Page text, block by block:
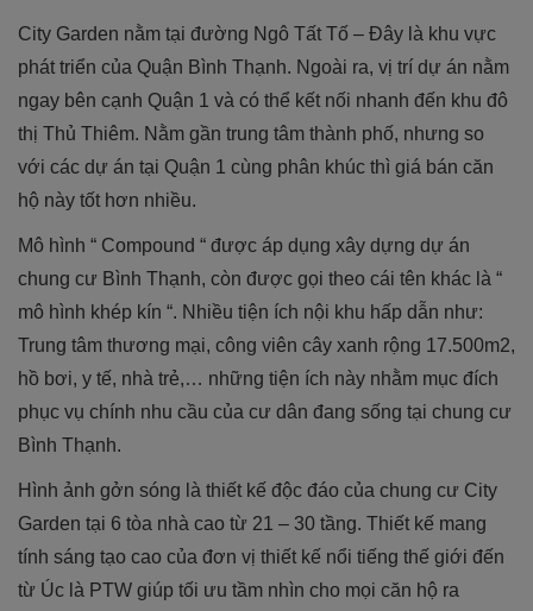
City Garden nằm tại đường Ngô Tất Tố – Đây là khu vực
phát triển của Quận Bình Thạnh. Ngoài ra, vị trí dự án nằm
ngay bên cạnh Quận 1 và có thể kết nối nhanh đến khu đô
thị Thủ Thiêm. Nằm gần trung tâm thành phố, nhưng so
với các dự án tại Quận 1 cùng phân khúc thì giá bán căn
hộ này tốt hơn nhiều.
Mô hình “ Compound “ được áp dụng xây dựng dự án
chung cư Bình Thạnh, còn được gọi theo cái tên khác là “
mô hình khép kín “. Nhiều tiện ích nội khu hấp dẫn như:
Trung tâm thương mại, công viên cây xanh rộng 17.500m2,
hồ bơi, y tế, nhà trẻ,… những tiện ích này nhằm mục đích
phục vụ chính nhu cầu của cư dân đang sống tại chung cư
Bình Thạnh.
Hình ảnh gởn sóng là thiết kế độc đáo của chung cư City
Garden tại 6 tòa nhà cao từ 21 – 30 tầng. Thiết kế mang
tính sáng tạo cao của đơn vị thiết kế nổi tiếng thế giới đến
từ Úc là PTW giúp tối ưu tầm nhìn cho mọi căn hộ ra